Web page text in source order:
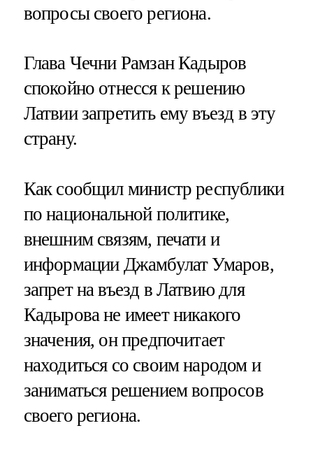
вопросы своего региона.
Глава Чечни Рамзан Кадыров
спокойно отнесся к решению
Латвии запретить ему въезд в эту
страну.
Как сообщил министр республики
по национальной политике,
внешним связям, печати и
информации Джамбулат Умаров,
запрет на въезд в Латвию для
Кадырова не имеет никакого
значения, он предпочитает
находиться со своим народом и
заниматься решением вопросов
своего региона.